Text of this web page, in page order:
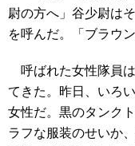
尉の方へ」谷少尉は
を呼んだ。「ブラウン
呼ばれた女性隊員
てきた。昨日、いろ
女性だ。黒のタンク
ラフな服装のせいか